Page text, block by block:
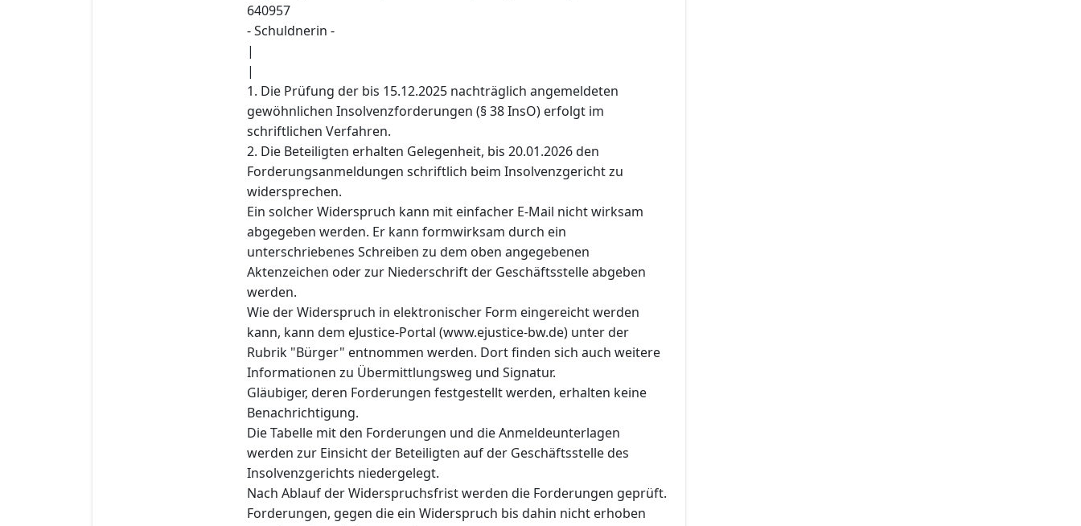
640957
- Schuldnerin -
|
|
1. Die Prüfung der bis 15.12.2025 nachträglich angemeldeten
gewöhnlichen Insolvenzforderungen (§ 38 InsO) erfolgt im
schriftlichen Verfahren.
2. Die Beteiligten erhalten Gelegenheit, bis 20.01.2026 den
Forderungsanmeldungen schriftlich beim Insolvenzgericht zu
widersprechen.
Ein solcher Widerspruch kann mit einfacher E-Mail nicht wirksam
abgegeben werden. Er kann formwirksam durch ein
unterschriebenes Schreiben zu dem oben angegebenen
Aktenzeichen oder zur Niederschrift der Geschäftsstelle abgeben
werden.
Wie der Widerspruch in elektronischer Form eingereicht werden
kann, kann dem eJustice-Portal (www.ejustice-bw.de) unter der
Rubrik "Bürger" entnommen werden. Dort finden sich auch weitere
Informationen zu Übermittlungsweg und Signatur.
Gläubiger, deren Forderungen festgestellt werden, erhalten keine
Benachrichtigung.
Die Tabelle mit den Forderungen und die Anmeldeunterlagen
werden zur Einsicht der Beteiligten auf der Geschäftsstelle des
Insolvenzgerichts niedergelegt.
Nach Ablauf der Widerspruchsfrist werden die Forderungen geprüft.
Forderungen, gegen die ein Widerspruch bis dahin nicht erhoben